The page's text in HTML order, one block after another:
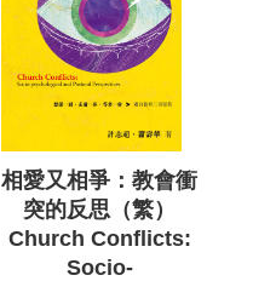
相愛又相爭：教會衝
突的反思（繁）
Church Conflicts:
Socio-